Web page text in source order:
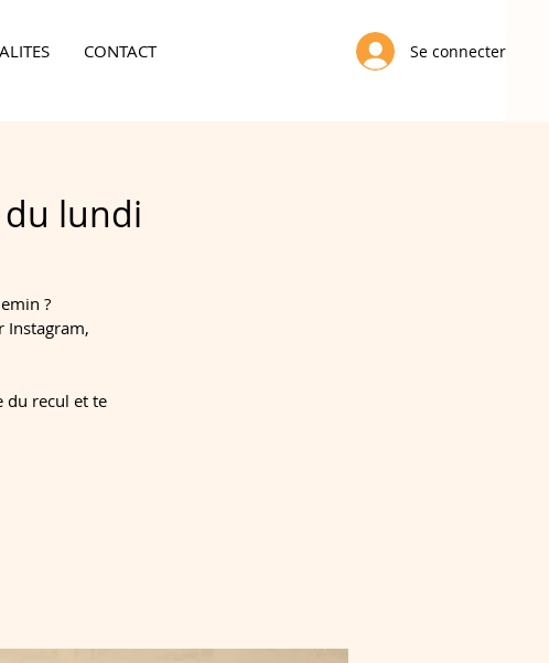
CONTACT Se connecter
du lundi
?
Instagram,
du recul et te